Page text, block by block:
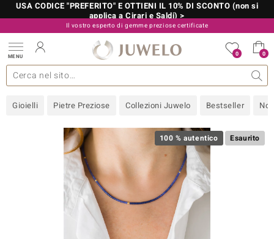
USA CODICE "PREFERITO" E OTTIENI IL 10% DI SCONTO (non si
applica a Cirari e Saldi) >
Il vostro esperto di gemme preziose certificate
800 986 787
MENU 0 0
Gioielli Pietre Preziose Collezioni Juwelo Bestseller
gioielli Design Metallo prezioso Misure anelli
più importanti Pietre preziose per colore Pietre preziose
Informazioni generali Approfondimenti Consigli
Acquistare in diretta Juwelo
100 % autentico Esaurito